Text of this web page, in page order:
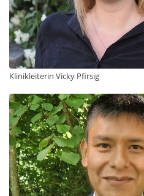
Klinikleiterin Vicky Pfirsig